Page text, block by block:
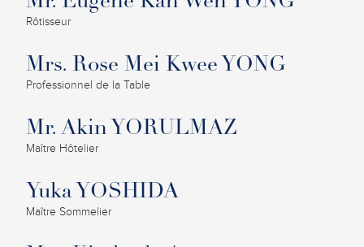
Rôtisseur
Mrs. Rose Mei Kwee YONG
Professionnel de la Table
Mr. Akin YORULMAZ
Maître Hôtelier
Yuka YOSHIDA
Maître Sommelier